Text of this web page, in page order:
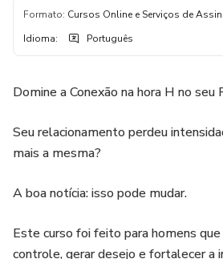
Formato: Cursos Online e Serviços de
Idioma: Português
Domine a Conexão na hora H no seu
Seu relacionamento perdeu
mais a mesma?
A boa notícia: isso pode mudar.
Este curso foi feito para homens
controle, gerar desejo e fortalecer a